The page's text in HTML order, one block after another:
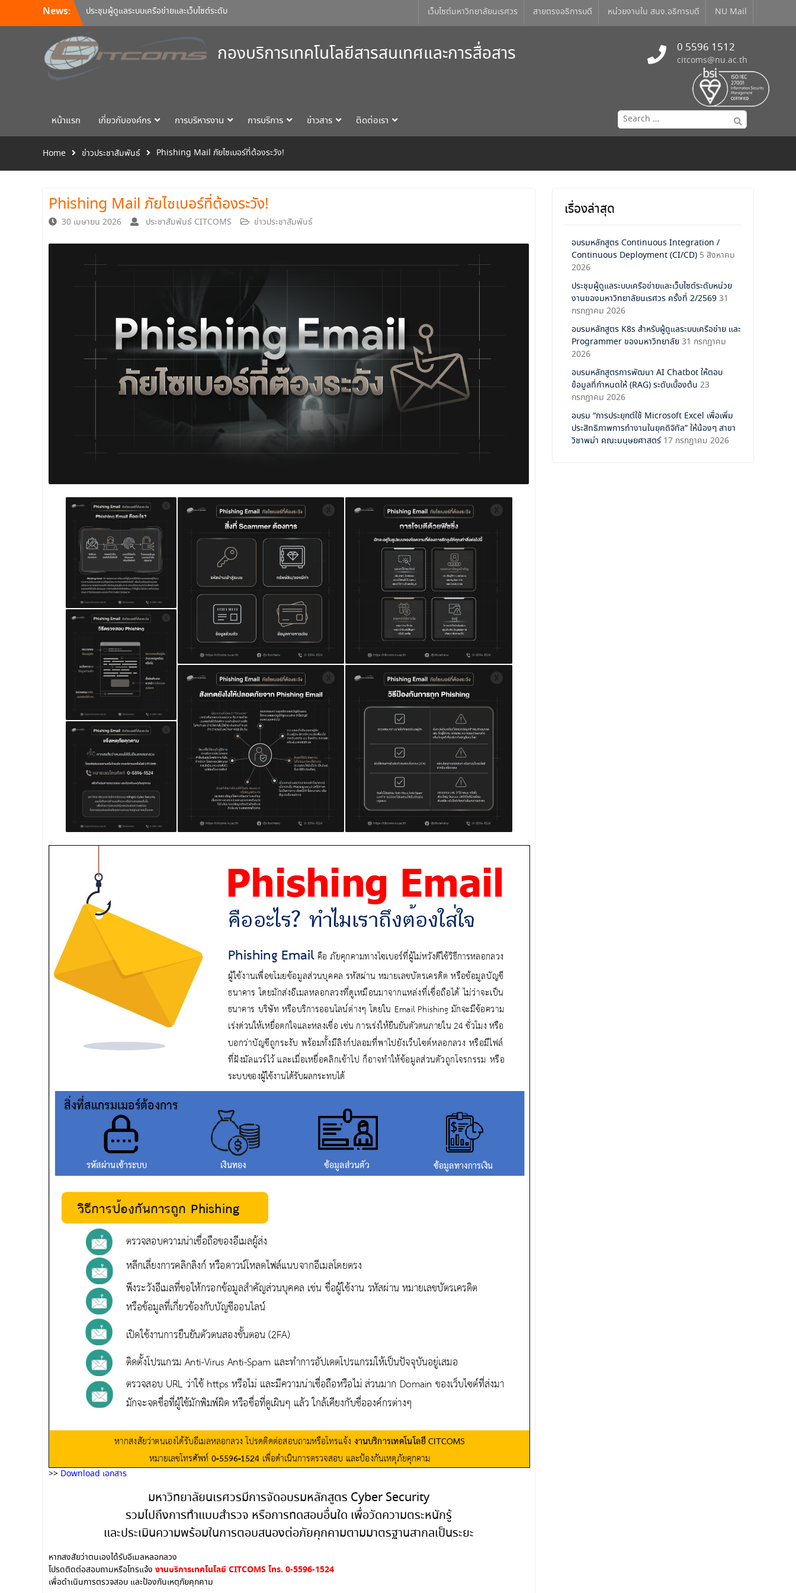
News:
หน่วยงานของมหาวิทยาลัยนเรศวร ครั้งที่
อบรมหลักสูตร K8s สำหรับผู้ดูแลระบบเครือข่าย
และ Programmer ของมหาวิทยาลัย
อบรมหลักสูตร Continuous Integration /
Continuous Deployment (CI/CD)
เว็บไซต์มหาวิทยาลัยนเรศวร สายตรงอธิการบดี หน่วยงานใน สนง.อธิการบดี NU Mail
กองบริการเทคโนโลยีสารสนเทศและการสื่อสาร 0 5596 1512
citcoms@nu.ac.th
หน้าแรก เกี่ยวกับองค์กร การบริหารงาน การบริการ ข่าวสาร ติดต่อเรา
Home ข่าวประชาสัมพันธ์ Phishing Mail ภัยไซเบอร์ที่ต้องระวัง!
Phishing Mail ภัยไซเบอร์ที่ต้องระวัง!
30 เมษายน 2026 ประชาสัมพันธ์ CITCOMS ข่าวประชาสัมพันธ์
>> Download เอกสาร
มหาวิทยาลัยนเรศวรมีการจัดอบรมหลักสูตร Cyber Security
รวมไปถึงการทำแบบสำรวจ หรือการทดสอบอื่นใด เพื่อวัดความตระหนักรู้
และประเมินความพร้อมในการตอบสนองต่อภัยคุกคามตามมาตรฐานสากลเป็นระยะ
หากสงสัยว่าตนเองได้รับอีเมลหลอกลวง
โปรดติดต่อสอบถามหรือโทรแจ้ง งานบริการเทคโนโลยี CITCOMS โทร. 0-5596-1524
เพื่อดำเนินการตรวจสอบ และป้องกันเหตุภัยคุกคาม
เรื่องล่าสุด
อบรมหลักสูตร Continuous Integration /
Continuous Deployment (CI/CD) 5 สิงหาคม
2026
ประชุมผู้ดูแลระบบเครือข่ายและเว็บไซต์ระดับหน่วย
งานของมหาวิทยาลัยนเรศวร ครั้งที่ 2/2569 31
กรกฎาคม 2026
อบรมหลักสูตร K8s สำหรับผู้ดูแลระบบเครือข่าย และ
Programmer ของมหาวิทยาลัย 31 กรกฎาคม
2026
อบรมหลักสูตรการพัฒนา AI Chatbot ให้ตอบ
ข้อมูลที่กำหนดให้ (RAG) ระดับเบื้องต้น 23
กรกฎาคม 2026
อบรม “การประยุกต์ใช้ Microsoft Excel เพื่อเพิ่ม
ประสิทธิภาพการทำงานในยุคดิจิทัล” ให้น้องๆ สาขา
วิชาพม่า คณะมนุษยศาสตร์ 17 กรกฎาคม 2026